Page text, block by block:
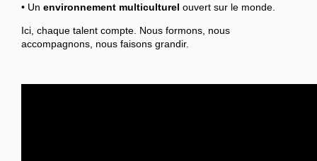
• Un environnement multiculturel ouvert sur le monde.
Ici, chaque talent compte. Nous formons, nous
accompagnons, nous faisons grandir.